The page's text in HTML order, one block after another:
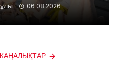
06.08.2026